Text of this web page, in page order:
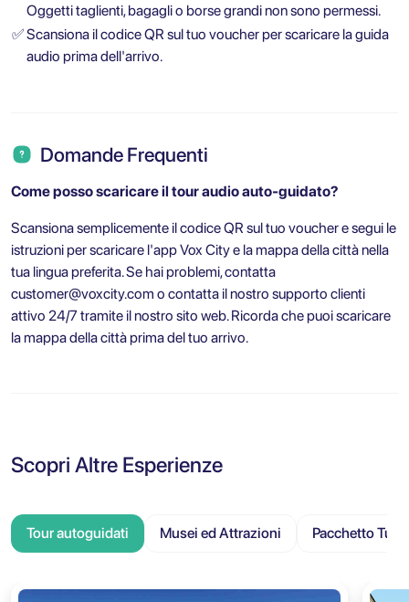
Oggetti taglienti, bagagli o borse grandi non sono permessi.
✅Scansiona il codice QR sul tuo voucher per scaricare la guida
audio prima dell'arrivo.
Domande Frequenti
Come posso scaricare il tour audio auto-guidato?
Scansiona semplicemente il codice QR sul tuo voucher e segui le
istruzioni per scaricare l'app Vox City e la mappa della città nella
tua lingua preferita. Se hai problemi, contatta
customer@voxcity.com o contatta il nostro supporto clienti
attivo 24/7 tramite il nostro sito web. Ricorda che puoi scaricare
la mappa della città prima del tuo arrivo.
Scopri Altre Esperienze
Tour autoguidati Musei ed Attrazioni Pacchetto